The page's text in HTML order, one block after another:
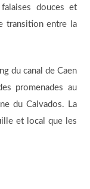
douces et
transition entre la
du canal de Caen
promenades au
du Calvados. La
et local que les